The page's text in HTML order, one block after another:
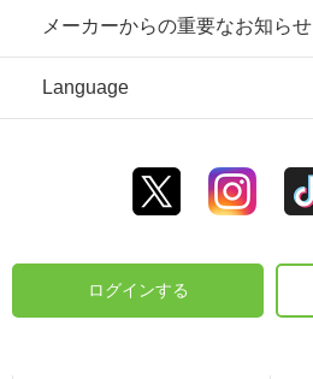
メーカーからの重要なお知らせ
Language
ログインする